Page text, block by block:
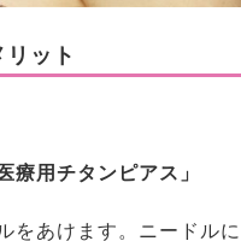
ット
療用チタンピアス」
をあけます。ニードル